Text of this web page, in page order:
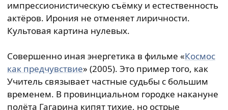
импрессионистическую съёмку и естественность
актёров. Ирония не отменяет лиричности.
Культовая картина нулевых.
Совершенно иная энергетика в фильме «Космос
как предчувствие» (2005). Это пример того, как
Учитель связывает частные судьбы с большим
временем. В провинциальном городке накануне
полёта Гагарина кипят тихие, но острые